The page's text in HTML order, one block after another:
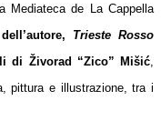
Mediateca de La Cappella
Trieste Rosso
di Živorad “Zico” Mišić
pittura e illustrazione, tra i